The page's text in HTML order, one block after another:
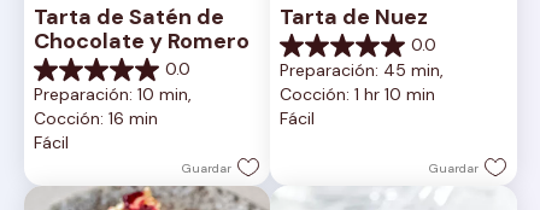
Tarta de Satén de
Chocolate y Romero
0.0
0.0
de
5
estrellas.
Preparación: 10 min,
Cocción: 16 min
Fácil
Guardar
Tarta de Nuez
0.0
0.0
de
5
estrellas.
Preparación: 45 min,
Cocción: 1 hr 10 min
Fácil
Guardar